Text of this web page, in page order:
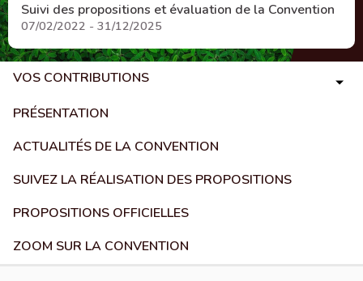
Suivi des propositions et évaluation de la Convention
07/02/2022 - 31/12/2025
VOS CONTRIBUTIONS
PRÉSENTATION
ACTUALITÉS DE LA CONVENTION
SUIVEZ LA RÉALISATION DES PROPOSITIONS
PROPOSITIONS OFFICIELLES
ZOOM SUR LA CONVENTION